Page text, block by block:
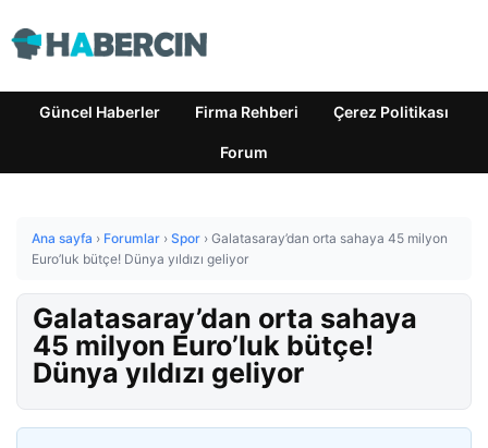
Güncel Haberler Firma Rehberi Çerez Politikası
Forum
Ana sayfa › Forumlar › Spor › Galatasaray’dan orta sahaya 45 milyon
Euro’luk bütçe! Dünya yıldızı geliyor
Galatasaray’dan orta sahaya
45 milyon Euro’luk bütçe!
Dünya yıldızı geliyor